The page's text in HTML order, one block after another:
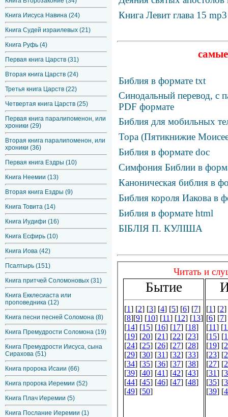
Книга Иисуса Навина (24)
Книга Судей израилевых (21)
Книга Руфь (4)
Первая книга Царств (31)
Вторая книга Царств (24)
Третья книга Царств (22)
Четвертая книга Царств (25)
Первая книга паралипоменон, или
хроники (29)
Вторая книга паралипоменон, или
хроники (36)
Первая книга Ездры (10)
Книга Неемии (13)
Вторая книга Ездры (9)
Книга Товита (14)
Книга Иудифи (16)
Книга Есфирь (10)
Книга Иова (42)
Псалтырь (151)
Книга притчей Соломоновых (31)
Книга Екклесиаста или
проповедника (12)
Книга песни песней Соломона (8)
Книга Премудрости Соломона (19)
Книга Премудрости Иисуса, сына
Сирахова (51)
Книга пророка Исаии (66)
Книга пророка Иеремии (52)
Книга Плач Иеремии (5)
Книга Послание Иеремии (1)
Книга Левит глава 15 mp3
Библия в формате txt
Синодальный перевод, с
PDF формате
Библия для мобильных
Тора (Пятикнижие
Библия в формате doc
Симфония Библии в
Каноническая библия в
Библия короля Иакова в
Библия в формате html
БІБЛІЯ П. КУЛІША